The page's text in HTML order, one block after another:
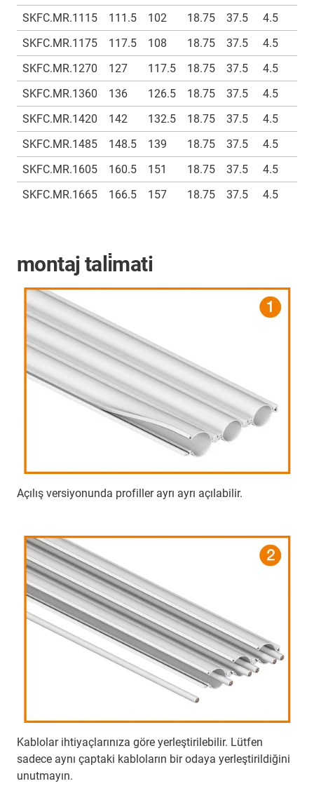
SKFC.MR.1115
111.5 102 18.75 37.5 4.5
SKFC.MR.1175
117.5 108 18.75 37.5 4.5
SKFC.MR.1270
127 117.5 18.75 37.5 4.5
SKFC.MR.1360
136 126.5 18.75 37.5 4.5
SKFC.MR.1420
142 132.5 18.75 37.5 4.5
SKFC.MR.1485
148.5 139 18.75 37.5 4.5
SKFC.MR.1605
160.5 151 18.75 37.5 4.5
SKFC.MR.1665
166.5 157 18.75 37.5 4.5
montaj tali̇mati
Açılış versiyonunda profiller ayrı ayrı açılabilir.
Kablolar ihtiyaçlarınıza göre yerleştirilebilir. Lütfen
sadece aynı çaptaki kabloların bir odaya yerleştirildiğini
unutmayın.